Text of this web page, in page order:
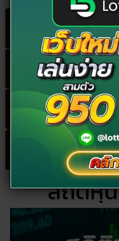
คลิกแ
คลิกส
คลิ
ต
สถิติหุ้